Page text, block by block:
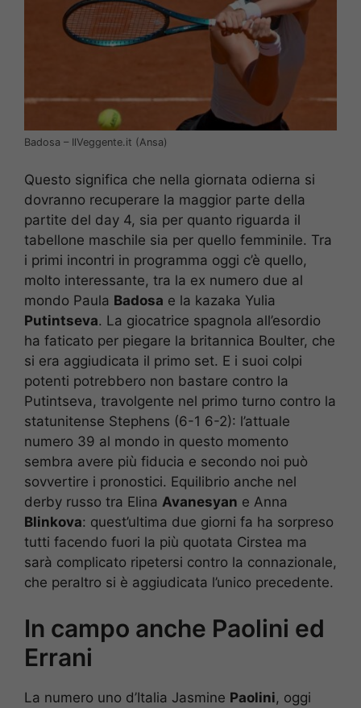
Badosa – IlVeggente.it (Ansa)
Questo significa che nella giornata odierna si
dovranno recuperare la maggior parte della
partite del day 4, sia per quanto riguarda il
tabellone maschile sia per quello femminile. Tra
i primi incontri in programma oggi c’è quello,
molto interessante, tra la ex numero due al
mondo Paula Badosa e la kazaka Yulia
Putintseva. La giocatrice spagnola all’esordio
ha faticato per piegare la britannica Boulter, che
si era aggiudicata il primo set. E i suoi colpi
potenti potrebbero non bastare contro la
Putintseva, travolgente nel primo turno contro la
statunitense Stephens (6-1 6-2): l’attuale
numero 39 al mondo in questo momento
sembra avere più fiducia e secondo noi può
sovvertire i pronostici. Equilibrio anche nel
derby russo tra Elina Avanesyan e Anna
Blinkova: quest’ultima due giorni fa ha sorpreso
tutti facendo fuori la più quotata Cirstea ma
sarà complicato ripetersi contro la connazionale,
che peraltro si è aggiudicata l’unico precedente.
In campo anche Paolini ed
Errani
La numero uno d’Italia Jasmine Paolini, oggi